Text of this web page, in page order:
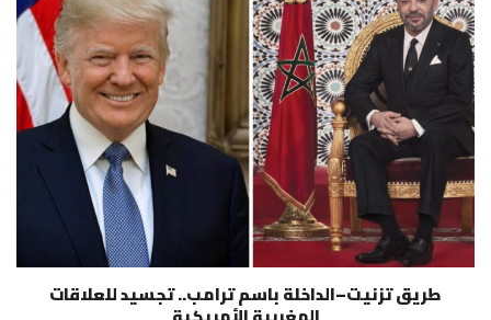
طريق تزنيت–الداخلة باسم ترامب.. تجسيد للعلاقات